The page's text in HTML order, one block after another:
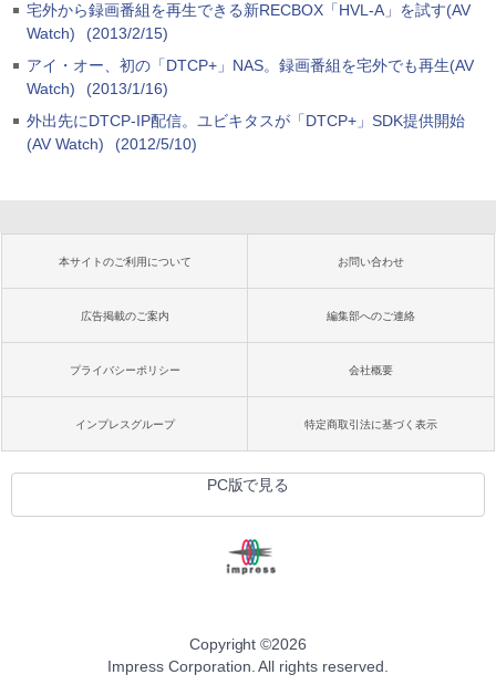
宅外から録画番組を再生できる新RECBOX「HVL-A」を試す(AV
Watch)
(2013/2/15)
アイ・オー、初の「DTCP+」NAS。録画番組を宅外でも再生(AV
Watch)
(2013/1/16)
外出先にDTCP-IP配信。ユビキタスが「DTCP+」SDK提供開始
(AV Watch)
(2012/5/10)
本サイトのご利用について お問い合わせ
広告掲載のご案内 編集部へのご連絡
プライバシーポリシー 会社概要
インプレスグループ 特定商取引法に基づく表示
PC版で見る
Copyright ©2026
Impress Corporation. All rights reserved.